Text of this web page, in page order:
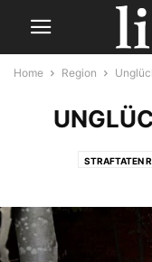
Home Region
STRAFTATEN